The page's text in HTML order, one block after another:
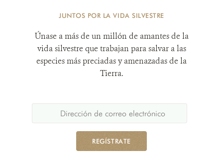
JUNTOS POR LA VIDA SILVESTRE
Únase a más de un millón de amantes de la
vida silvestre que trabajan para salvar a las
especies más preciadas y amenazadas de la
Tierra.
REGÍSTRATE